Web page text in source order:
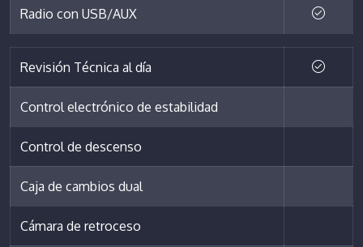
Radio con USB/AUX
Revisión Técnica al día
Control electrónico de estabilidad
Control de descenso
Caja de cambios dual
Cámara de retroceso